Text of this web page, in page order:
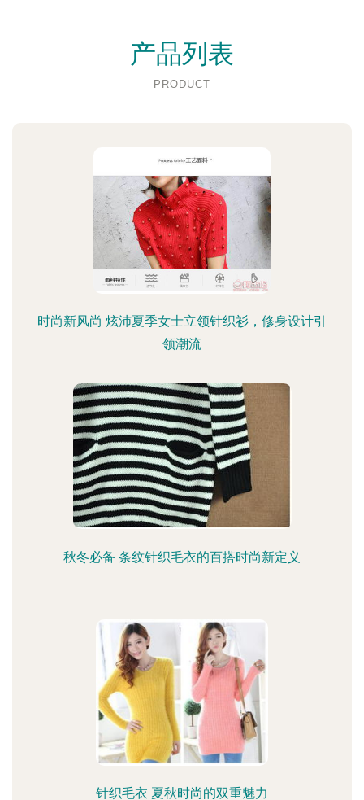
产品列表
PRODUCT
时尚新风尚 炫沛夏季女士立领针织衫，修身设计引
领潮流
秋冬必备 条纹针织毛衣的百搭时尚新定义
针织毛衣 夏秋时尚的双重魅力